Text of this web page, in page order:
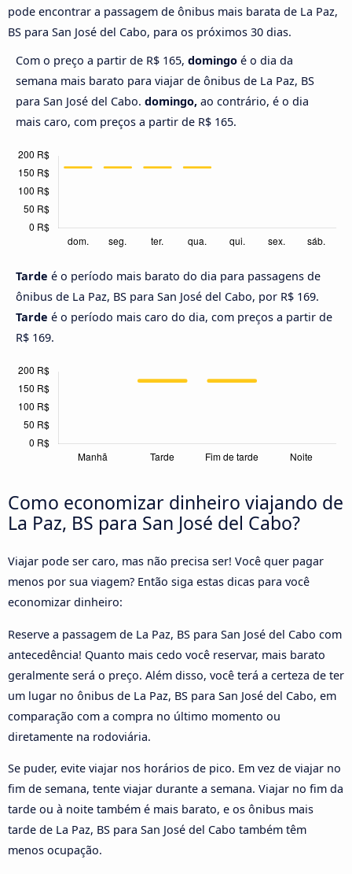
pode encontrar a passagem de ônibus mais barata de La Paz,
BS para San José del Cabo, para os próximos 30 dias.
Com o preço a partir de R$ 165, domingo é o dia da
semana mais barato para viajar de ônibus de La Paz, BS
para San José del Cabo. domingo, ao contrário, é o dia
mais caro, com preços a partir de R$ 165.
Tarde é o período mais barato do dia para passagens de
ônibus de La Paz, BS para San José del Cabo, por R$ 169.
Tarde é o período mais caro do dia, com preços a partir de
R$ 169.
Como economizar dinheiro viajando de
La Paz, BS para San José del Cabo?
Viajar pode ser caro, mas não precisa ser! Você quer pagar
menos por sua viagem? Então siga estas dicas para você
economizar dinheiro:
Reserve a passagem de La Paz, BS para San José del Cabo com
antecedência! Quanto mais cedo você reservar, mais barato
geralmente será o preço. Além disso, você terá a certeza de ter
um lugar no ônibus de La Paz, BS para San José del Cabo, em
comparação com a compra no último momento ou
diretamente na rodoviária.
Se puder, evite viajar nos horários de pico. Em vez de viajar no
fim de semana, tente viajar durante a semana. Viajar no fim da
tarde ou à noite também é mais barato, e os ônibus mais
tarde de La Paz, BS para San José del Cabo também têm
menos ocupação.